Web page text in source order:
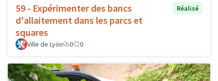
59 - Expérimenter des bancs
d'allaitement dans les parcs et
squares
Réalisé
Ville de Lyon 0 0